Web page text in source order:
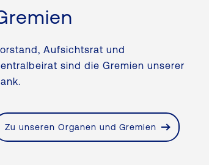
Aufsichtsrat und
sind die Gremien unserer
Zu unseren Organen und Gremien